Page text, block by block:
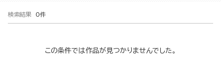
検索結果 0件
この条件では作品が見つかりませんでした。